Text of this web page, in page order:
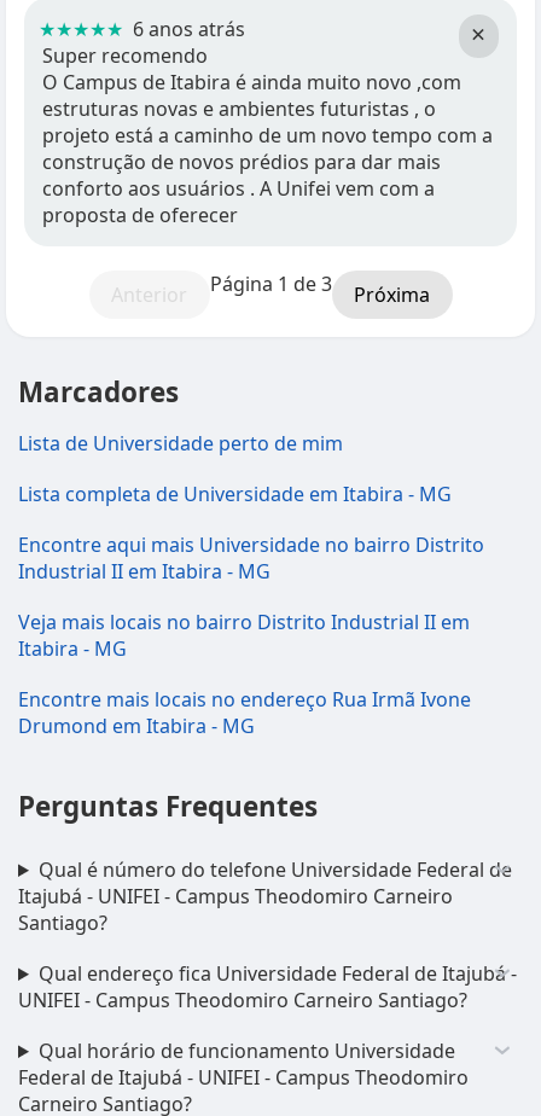
×
★★★★★ 6 anos atrás
Super recomendo
O Campus de Itabira é ainda muito novo ,com
estruturas novas e ambientes futuristas , o
projeto está a caminho de um novo tempo com a
construção de novos prédios para dar mais
conforto aos usuários . A Unifei vem com a
proposta de oferecer
Anterior Página 1 de 3 Próxima
Marcadores
Lista de Universidade perto de mim
Lista completa de Universidade em Itabira - MG
Encontre aqui mais Universidade no bairro Distrito
Industrial II em Itabira - MG
Veja mais locais no bairro Distrito Industrial II em
Itabira - MG
Encontre mais locais no endereço Rua Irmã Ivone
Drumond em Itabira - MG
Perguntas Frequentes
Qual é número do telefone Universidade Federal de
Itajubá - UNIFEI - Campus Theodomiro Carneiro
Santiago?
Qual endereço fica Universidade Federal de Itajubá -
UNIFEI - Campus Theodomiro Carneiro Santiago?
Qual horário de funcionamento Universidade
Federal de Itajubá - UNIFEI - Campus Theodomiro
Carneiro Santiago?